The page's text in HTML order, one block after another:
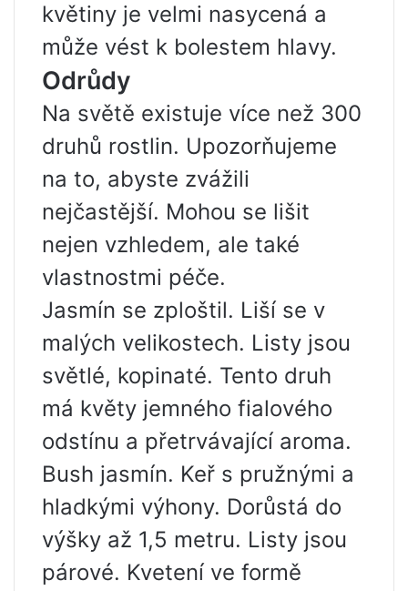
květiny je velmi nasycená a
může vést k bolestem hlavy.
Odrůdy
Na světě existuje více než 300
druhů rostlin. Upozorňujeme
na to, abyste zvážili
nejčastější. Mohou se lišit
nejen vzhledem, ale také
vlastnostmi péče.
Jasmín se zploštil. Liší se v
malých velikostech. Listy jsou
světlé, kopinaté. Tento druh
má květy jemného fialového
odstínu a přetrvávající aroma.
Bush jasmín. Keř s pružnými a
hladkými výhony. Dorůstá do
výšky až 1,5 metru. Listy jsou
párové. Kvetení ve formě